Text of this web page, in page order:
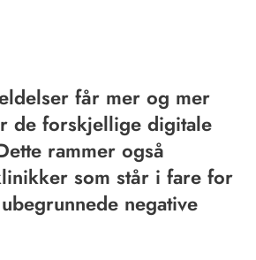
får mer og mer
de forskjellige digitale
rammer også
som står i fare for
negative